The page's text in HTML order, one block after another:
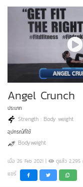
Angel Crunch
ประเภท
Strength : Body weight
อุปกรณ์ที่ใช้
Bodyweight
เมื่อ 26 Feb 2021 | ดูแล้ว 2,295
แชร์